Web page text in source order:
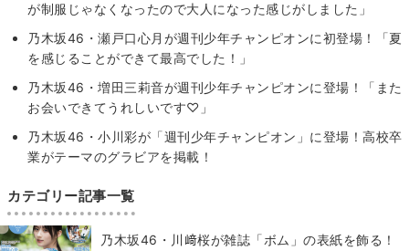
が制服じゃなくなったので大人になった感じがしました」
乃木坂46・瀬戸口心月が週刊少年チャンピオンに初登場！「夏
を感じることができて最高でした！」
乃木坂46・増田三莉音が週刊少年チャンピオンに登場！「また
お会いできてうれしいです♡」
乃木坂46・小川彩が「週刊少年チャンピオン」に登場！高校卒
業がテーマのグラビアを掲載！
カテゴリー記事一覧
乃木坂46・川﨑桜が雑誌「ボム」の表紙を飾る！